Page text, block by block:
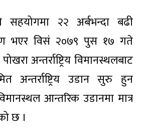
सहयोगमा २२ अर्बभन्दा बढी
भएर विसं २०७९ पुस १७ गते
अन्तर्राष्ट्रिय विमानस्थलबाट
अन्तर्राष्ट्रिय उडान सुरु हुन
आन्तरिक उडानमा मात्र
छ ।